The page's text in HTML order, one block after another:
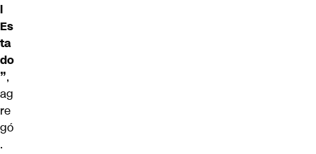
l
Es
ta
do
”,
ag
re
gó
.